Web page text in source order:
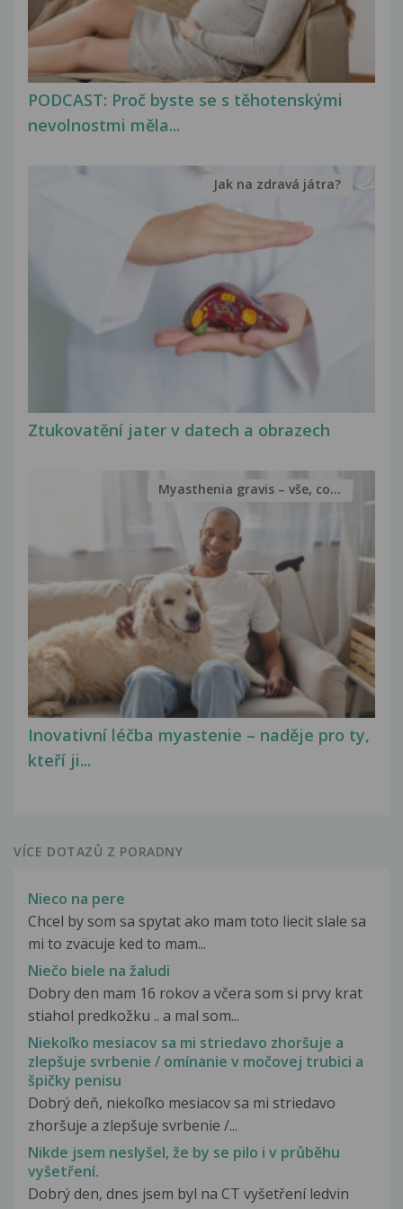
PODCAST: Proč byste se s těhotenskými
nevolnostmi měla...
Ztukovatění jater v datech a obrazech
Jak na zdravá játra?
Inovativní léčba myastenie – naděje pro ty,
kteří ji...
Myasthenia gravis – vše, co...
VÍCE DOTAZŮ Z PORADNY
Nieco na pere
Chcel by som sa spytat ako mam toto liecit slale sa
mi to zväcuje ked to mam...
Niečo biele na žaludi
Dobry den mam 16 rokov a včera som si prvy krat
stiahol predkožku .. a mal som...
Niekoľko mesiacov sa mi striedavo zhoršuje a
zlepšuje svrbenie / omínanie v močovej trubici a
špičky penisu
Dobrý deň, niekoľko mesiacov sa mi striedavo
zhoršuje a zlepšuje svrbenie /...
Nikde jsem neslyšel, že by se pilo i v průběhu
vyšetření.
Dobrý den, dnes jsem byl na CT vyšetření ledvin